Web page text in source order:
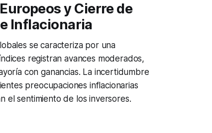
y Cierre de
Inflacionaria
se caracteriza por una
registran avances moderados,
con ganancias. La incertidumbre
preocupaciones inflacionarias
el sentimiento de los inversores.